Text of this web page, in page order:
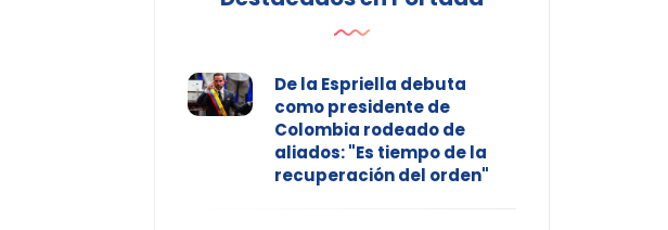
De la Espriella debuta
como presidente de
Colombia rodeado de
aliados: "Es tiempo de la
recuperación del orden"